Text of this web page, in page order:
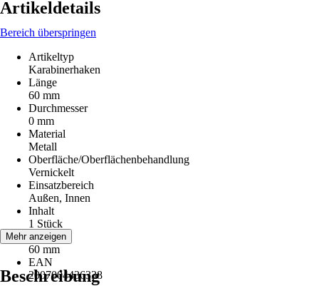
Artikeldetails
Bereich überspringen
Artikeltyp
Karabinerhaken
Länge
60 mm
Durchmesser
0 mm
Material
Metall
Oberfläche/Oberflächenbehandlung
Vernickelt
Einsatzbereich
Außen, Innen
Inhalt
1 Stück
l1
60 mm
EAN
2007004436338
Mehr anzeigen
Beschreibung